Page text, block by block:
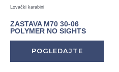
Lovački karabini
ZASTAVA M70 30-06
POLYMER NO SIGHTS
POGLEDAJTE